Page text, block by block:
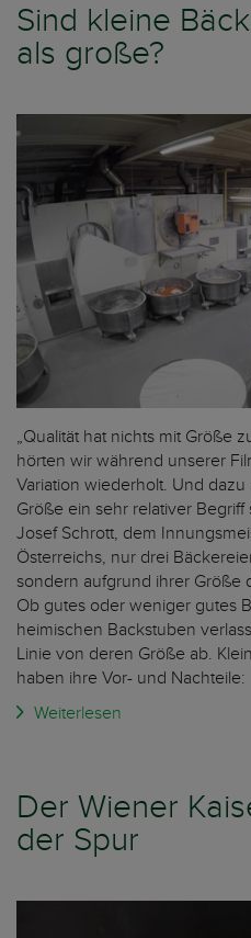
Sind kleine
als große?
„Qualität hat nichts mit Größe
hörten wir während unserer
Variation wiederholt. Und
Größe ein sehr relativer
Josef Schrott, dem
Österreichs, nur drei
sondern aufgrund ihrer Größe
Ob gutes oder weniger gutes
heimischen Backstuben
Linie von deren Größe ab.
haben ihre Vor- und Nachteile:
Weiterlesen
Der Wiener
der Spur